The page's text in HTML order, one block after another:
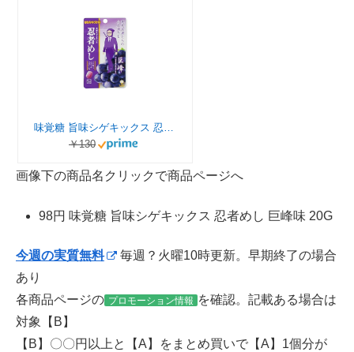
味覚糖 旨味シゲキックス 忍者めし 巨峰味 20G
￥130
画像下の商品名クリックで商品ページへ
98円 味覚糖 旨味シゲキックス 忍者めし 巨峰味 20G
今週の実質無料
毎週？火曜10時更新。早期終了の場合
あり
各商品ページの プロモーション情報 を確認。記載ある場合は
対象【B】
【B】〇〇円以上と【A】をまとめ買いで【A】1個分が